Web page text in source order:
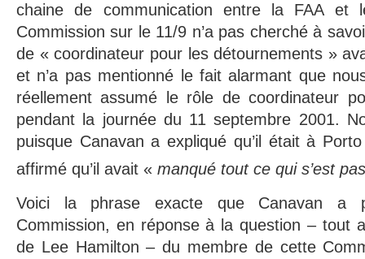
chaine de communication entre la FAA et
Commission sur le 11/9 n’a pas cherché à
de « coordinateur pour les détournements »
et n’a pas mentionné le fait alarmant que
réellement assumé le rôle de coordinateur
pendant la journée du 11 septembre 2001.
puisque Canavan a expliqué qu’il était à
affirmé qu’il avait « manqué tout ce qui s’est
Voici la phrase exacte que Canavan a
Commission, en réponse à la question – tout
de Lee Hamilton – du membre de cette